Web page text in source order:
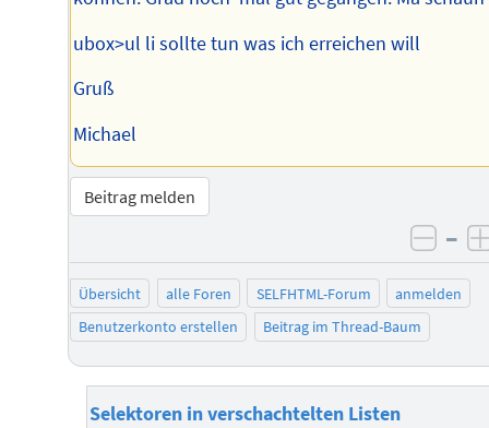
ubox>ul li sollte tun was ich erreichen will
Gruß
Michael
Beitrag melden
–
Übersicht alle Foren SELFHTML-Forum
anmelden
Benutzerkonto erstellen
Beitrag im Thread-Baum
Selektoren in verschachtelten Listen